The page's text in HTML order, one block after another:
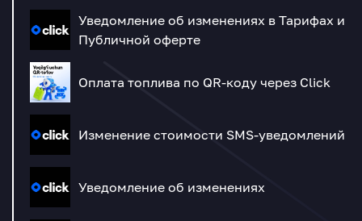
Уведомление об изменениях в Тарифах и
Публичной оферте
Оплата топлива по QR-коду через Click
Изменение стоимости SMS-уведомлений
Уведомление об изменениях